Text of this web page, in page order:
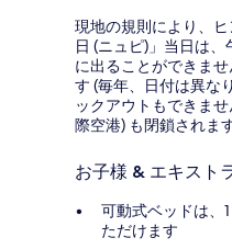
現地の規則により、
日 (ニュピ)」当日は
に出ることができま
す (毎年、日付は異な
ックアウトもできま
際空港) も閉鎖されます
お子様 & エキスト
可動式ベッドは、
ただけます